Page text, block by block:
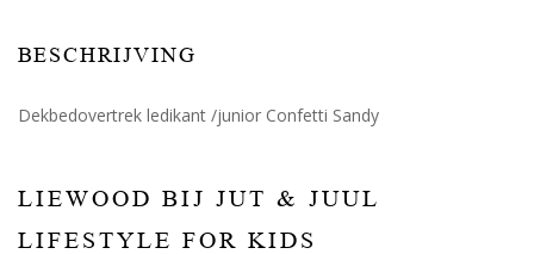
BESCHRIJVING
Dekbedovertrek ledikant /junior Confetti Sandy
LIEWOOD BIJ JUT & JUUL
LIFESTYLE FOR KIDS